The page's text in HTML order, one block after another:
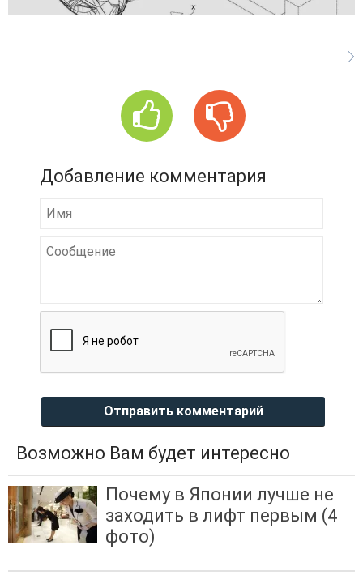
Добавление комментария
Отправить комментарий
Возможно Вам будет интересно
Почему в Японии лучше не
заходить в лифт первым (4
фото)